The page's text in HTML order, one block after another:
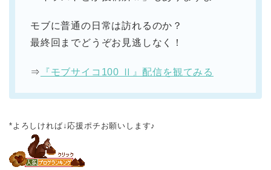
モブに普通の日常は訪れるのか？
最終回までどうぞお見逃しなく！
⇒ 『モブサイコ100 Ⅱ』配信を観てみる
*よろしければ↓応援ポチお願いします♪